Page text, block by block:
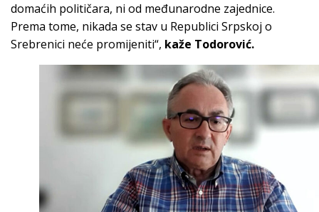
domaćih političara, ni od međunarodne zajednice.
Prema tome, nikada se stav u Republici Srpskoj o
Srebrenici neće promijeniti“, kaže Todorović.